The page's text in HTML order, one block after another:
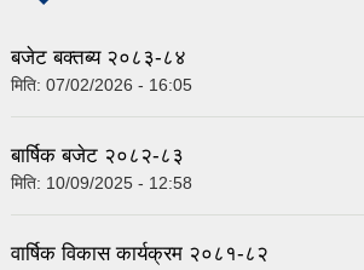
बजेट बक्तब्य २०८३-८४
मिति: 07/02/2026 - 16:05
बार्षिक बजेट २०८२-८३
मिति: 10/09/2025 - 12:58
वार्षिक विकास कार्यक्रम २०८१-८२